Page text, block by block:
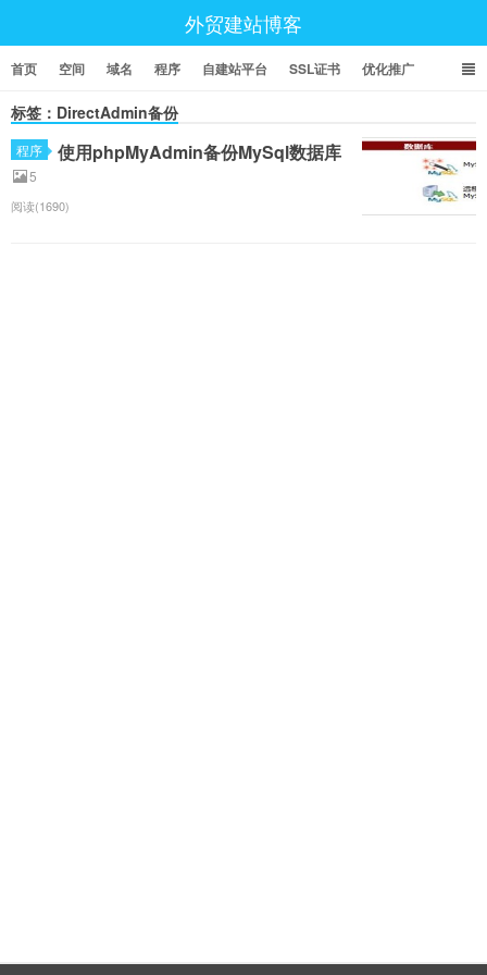
外贸建站博客
首页 空间 域名 程序 自建站平台 SSL证书 优化推广
标签：DirectAdmin备份
程序 使用phpMyAdmin备份MySql数据库
5
阅读(1690)